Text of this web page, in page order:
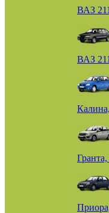
ВАЗ
ВАЗ